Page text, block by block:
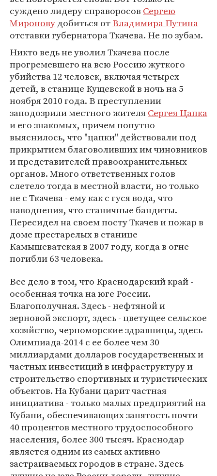
суждено лидеру справоросов Сергею
Мироновудобиться отВладимира Путина
отставки губернатора Ткачева. Не по зубам.
Никто ведь не уволил Ткачева после
прогремевшего на всю Россию жуткого
убийства 12 человек, включая четырех
детей, в станице Кущевской в ночь на 5
ноября 2010 года. В преступлении
заподозрили местного жителяСергея Цапка
и его знакомых, причем попутно
выяснилось, что "цапки" действовали под
прикрытием благоволивших им чиновников
и представителей правоохранительных
органов. Много ответственных голов
слетело тогда в местной власти, но только
не с Ткачева - ему как с гуся вода, что
наводнения, что станичные бандиты.
Пересидел на своем посту Ткачев и пожар в
доме престарелых в станице
Камышеватская в 2007 году, когда в огне
погибли 63 человека.
Все дело в том, что Краснодарский край -
особенная точка на юге России.
Благополучная. Здесь - нефтяной и
зерновой экспорт, здесь - цветущее сельское
хозяйство, черноморские здравницы, здесь -
Олимпиада-2014 с ее более чем 30
миллиардами долларов государственных и
частных инвестиций в инфраструктуру и
строительство спортивных и туристических
объектов. На Кубани царит частная
инициатива - только малых предприятий на
Кубани, обеспечивающих занятость почти
40 процентов местного трудоспособного
населения, более 300 тысяч. Краснодар
является одним из самых активно
застраиваемых городов в стране. Здесь